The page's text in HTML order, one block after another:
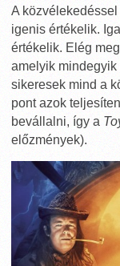
A
igenis értékelik.
értékelik. Elég
amelyik
sikeresek mind a
pont azok
bevállalni, így a
előzmények).